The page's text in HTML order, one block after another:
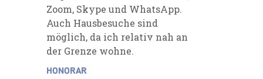
Zoom, Skype und WhatsApp.
Auch Hausbesuche sind
möglich, da ich relativ nah an
der Grenze wohne.
HONORAR